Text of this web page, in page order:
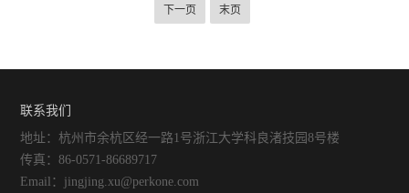
下一页 末页
联系我们
地址：杭州市余杭区经一路1号浙江大学科良渚技园8号楼
传真：86-0571-86689717
Email：jingjing.xu@perkone.com